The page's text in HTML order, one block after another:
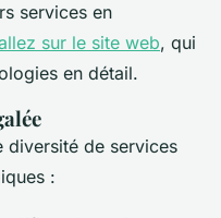
services en
sur le site web, qui
en détail.
diversité de services
: